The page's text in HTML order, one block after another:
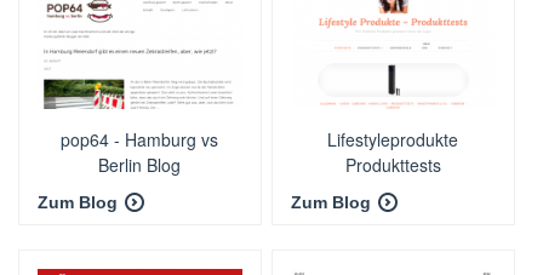
pop64 - Hamburg vs
Berlin Blog
Zum Blog
Lifestyleprodukte
Produkttests
Zum Blog